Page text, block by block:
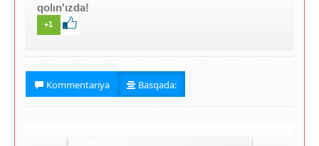
qolın'ızda!
+1
Kommentariya Basqada: